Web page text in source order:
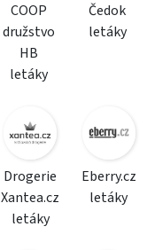
COOP
družstvo
HB
letáky
Čedok
letáky
Drogerie
Xantea.cz
letáky
Eberry.cz
letáky